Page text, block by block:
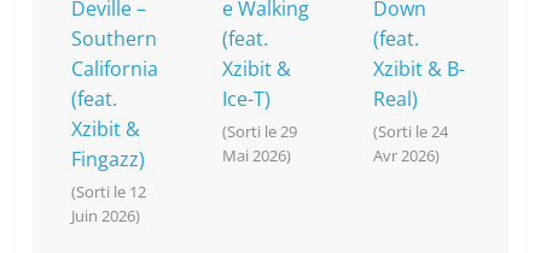
Deville –
Southern
California
(feat.
Xzibit &
Fingazz)
(Sorti le 12
Juin 2026)
e Walking
(feat.
Xzibit &
Ice-T)
(Sorti le 29
Mai 2026)
Down
(feat.
Xzibit & B-
Real)
(Sorti le 24
Avr 2026)